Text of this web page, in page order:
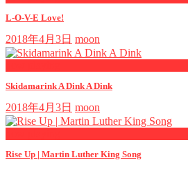
L-O-V-E Love!
2018年4月3日 moon
Skidamarink A Dink A Dink
2018年4月3日 moon
Rise Up | Martin Luther King Song